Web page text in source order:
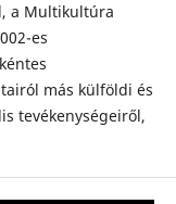
a Multikultúra
es
más külföldi és
tevékenységeiről,